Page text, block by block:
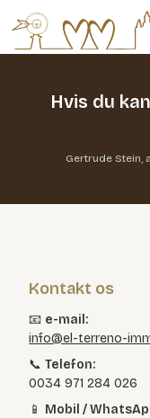
Hvis du
Gertrude Stein,
Kontakt os
📧 e-mail:
info@el-terreno-
📞Telefon:
0034 971 284 026
📱 Mobil /